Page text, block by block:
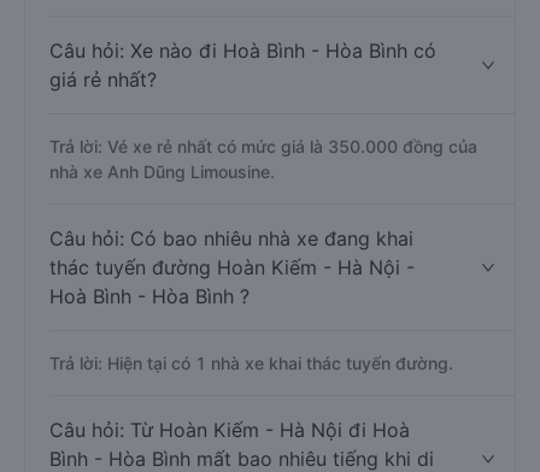
Câu hỏi: Xe nào đi Hoà Bình - Hòa Bình có
giá rẻ nhất?
Trả lời: Vé xe rẻ nhất có mức giá là 350.000 đồng của
nhà xe Anh Dũng Limousine.
Câu hỏi: Có bao nhiêu nhà xe đang khai
thác tuyến đường Hoàn Kiếm - Hà Nội -
Hoà Bình - Hòa Bình ?
Trả lời: Hiện tại có 1 nhà xe khai thác tuyến đường.
Câu hỏi: Từ Hoàn Kiếm - Hà Nội đi Hoà
Bình - Hòa Bình mất bao nhiêu tiếng khi di